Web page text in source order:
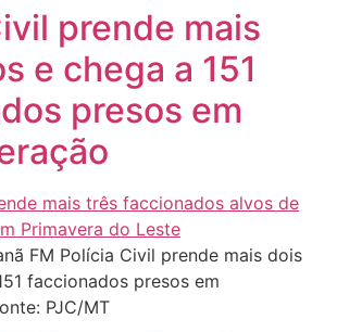
prende mais
e chega a 151
presos em
FM Polícia Civil prende mais dois
faccionados presos em
PJC/MT